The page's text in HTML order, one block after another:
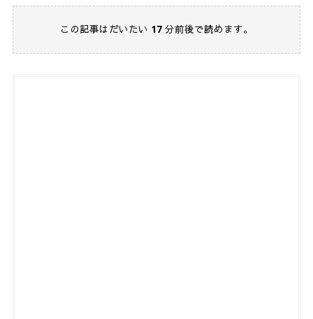
この記事はだいたい 17 分前後で読めます。